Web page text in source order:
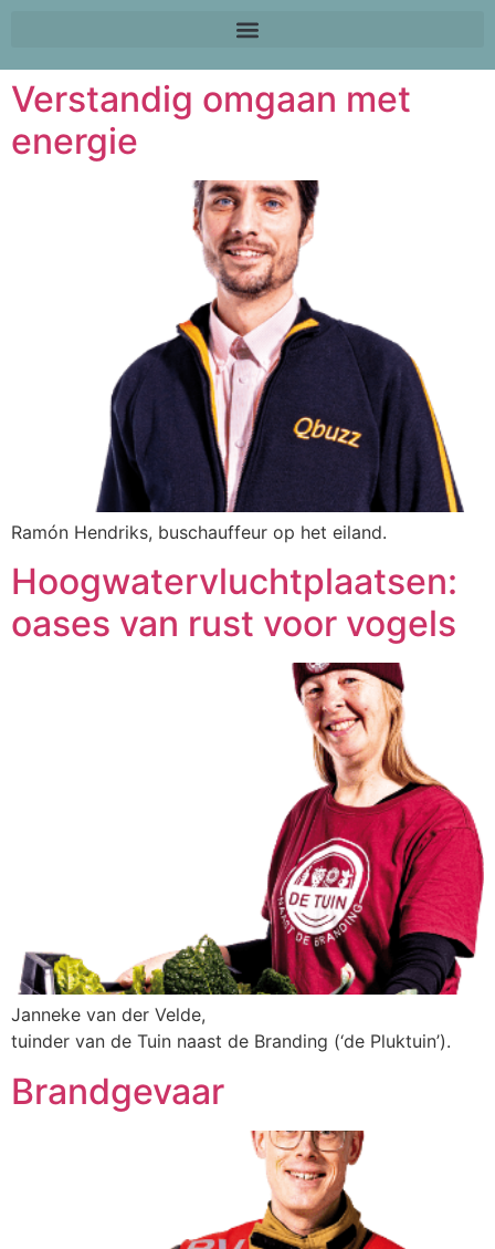
Verstandig omgaan met
energie
Ramón Hendriks, buschauffeur op het eiland.
Hoogwatervluchtplaatsen:
oases van rust voor vogels
Janneke van der Velde,
tuinder van de Tuin naast de Branding (‘de Pluktuin’).
Brandgevaar